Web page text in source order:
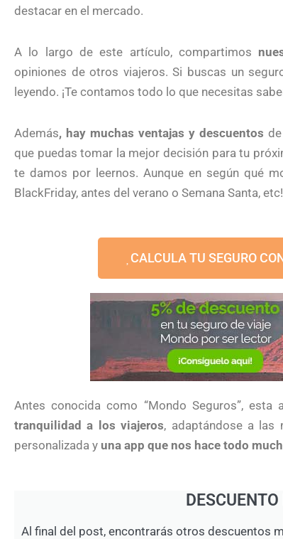
destacar en el mercado.
A lo largo de este artículo, compartimos
opiniones de otros viajeros. Si buscas un
leyendo. ¡Te contamos todo lo que necesitas
Además, hay muchas ventajas y descuentos
que puedas tomar la mejor decisión para tu
te damos por leernos. Aunque en según qué
BlackFriday, antes del verano o Semana Santa, etc!
CALCULA TU SEGURO
Antes conocida como “Mondo Seguros”, esta
tranquilidad a los viajeros, adaptándose a las
personalizada y una app que nos hace todo
Al final del post, encontrarás otros descuentos